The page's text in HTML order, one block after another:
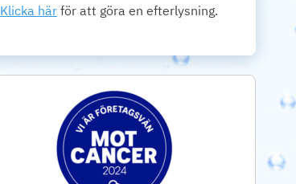
Klicka härför att göra en efterlysning.